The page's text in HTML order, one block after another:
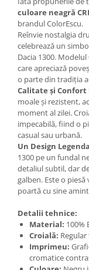
culoare neagră
brandul ColorEscu.
Reînvie nostalgia
celebrează un
Dacia 1300.
care apreciază
o parte din tradiția
Calitate și
moale și rezistent,
moment al zilei.
impecabilă, fiind o
casual sau urbană.
Un Design
1300 pe un fundal
detaliul subtil, dar
galben. Este o
poartă cu sine
Detalii tehnice:
Material: 100%
Croială:
Imprimeu:
cromatice